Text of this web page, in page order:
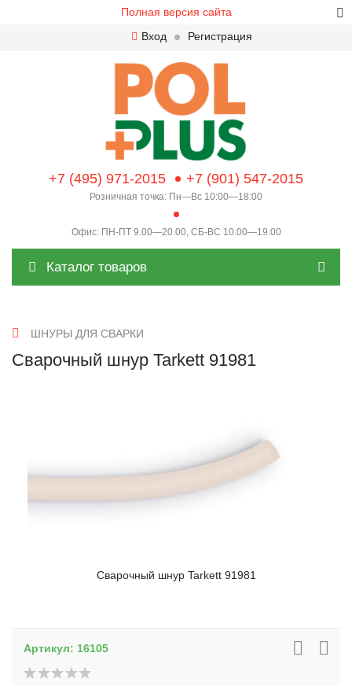
Полная версия сайта
Вход
Регистрация
+7 (495) 971-2015 +7 (901) 547-2015
Розничная точка: Пн—Вс 10:00—18:00
Офис: ПН-ПТ 9.00—20.00, СБ-ВС 10.00—19.00
Каталог товаров
ШНУРЫ ДЛЯ СВАРКИ
Сварочный шнур Tarkett 91981
Сварочный шнур Tarkett 91981
Артикул: 16105